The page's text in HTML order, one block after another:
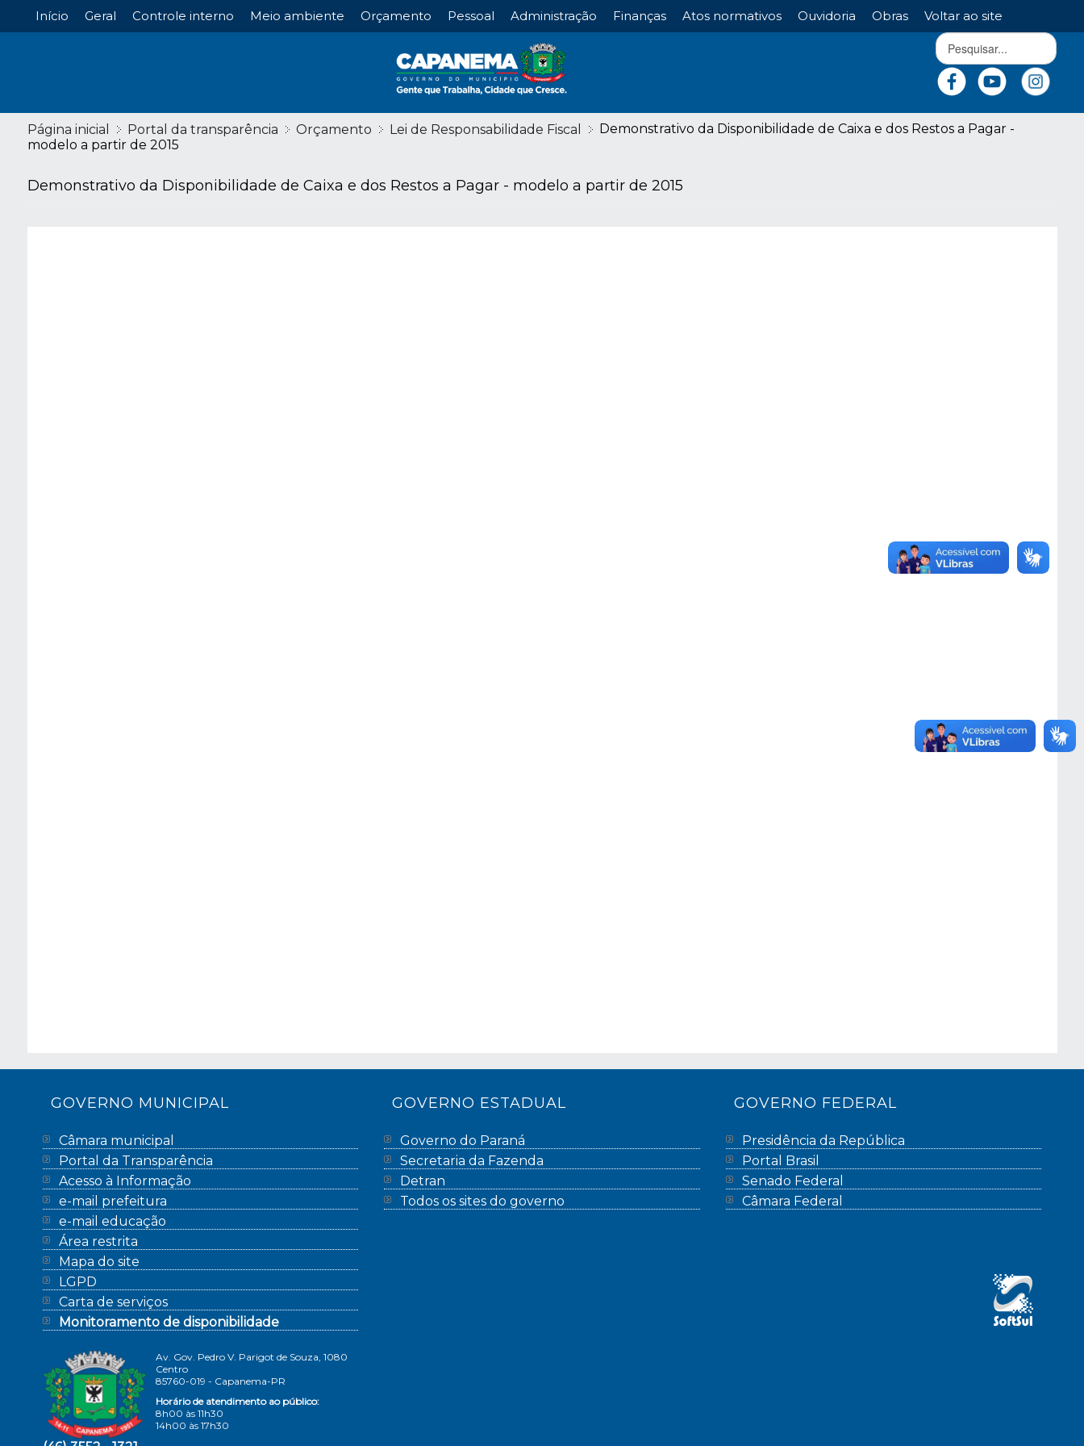
Início Geral Controle interno Meio ambiente Orçamento Pessoal Administração Finanças Atos normativos Ouvidoria Obras Voltar ao site
Página inicial Portal da transparência Orçamento Lei de Responsabilidade Fiscal
Demonstrativo da Disponibilidade de Caixa e dos Restos a Pagar -
modelo a partir de 2015
Demonstrativo da Disponibilidade de Caixa e dos Restos a Pagar - modelo a partir de 2015
GOVERNO MUNICIPAL
Câmara municipal
Portal da Transparência
Acesso à Informação
e-mail prefeitura
e-mail educação
Área restrita
Mapa do site
LGPD
Carta de serviços
Monitoramento de disponibilidade
Av. Gov. Pedro V. Parigot de Souza, 1080
Centro
85760-019 - Capanema-PR
Horário de atendimento ao público:
8h00 às 11h30
14h00 às 17h30
GOVERNO ESTADUAL
Governo do Paraná
Secretaria da Fazenda
Detran
Todos os sites do governo
GOVERNO FEDERAL
Presidência da República
Portal Brasil
Senado Federal
Câmara Federal